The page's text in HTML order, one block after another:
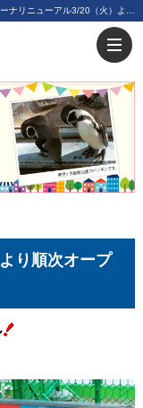
り順次オープ